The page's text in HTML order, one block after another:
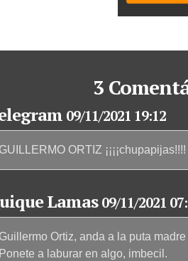
3
09/11/2021 19:12
GUILLERMO ORTIZ ¡¡¡¡chupapijas!!!!
Lamas 09/11/2021
Guillermo Ortiz, anda a la puta
Ponete a laburar en algo, imbecil.